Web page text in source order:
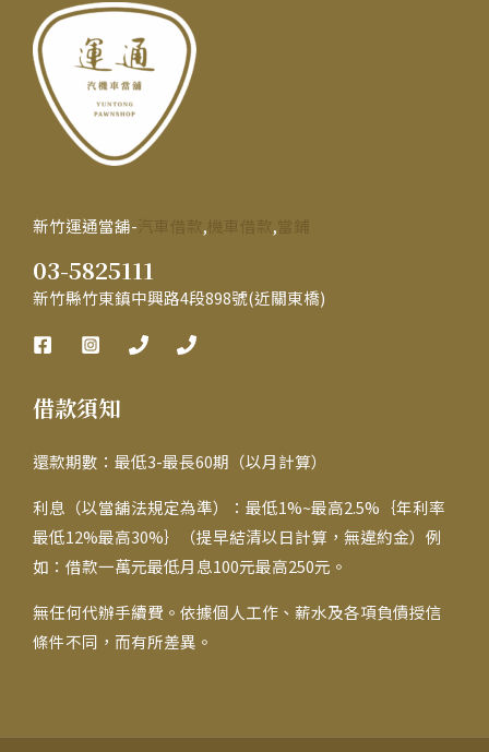
新竹運通當舖- , ,
03-5825111
新竹縣竹東鎮中興路4段898號(近關東橋)
借款須知
還款期數：最低3-最長60期（以月計算）
利息（以當舖法規定為準）：最低1%~最高2.5%｛年利率
最低12%最高30%｝（提早結清以日計算，無違約金）例
如：借款一萬元最低月息100元最高250元。
無任何代辦手續費。依據個人工作、薪水及各項負債授信
條件不同，而有所差異。